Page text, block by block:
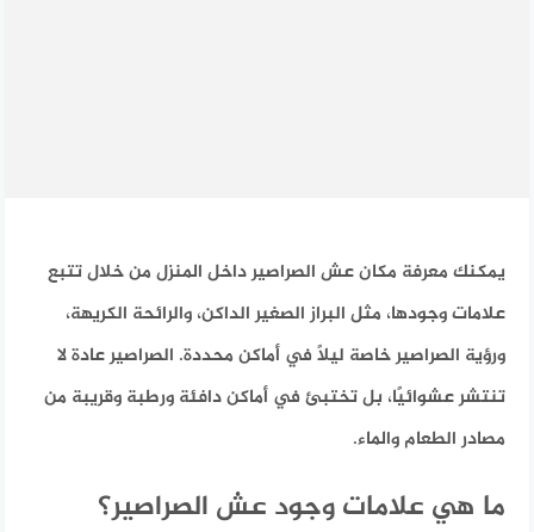
يمكنك معرفة مكان عش الصراصير داخل المنزل من خلال تتبع
علامات وجودها، مثل البراز الصغير الداكن، والرائحة الكريهة،
ورؤية الصراصير خاصة ليلًا في أماكن محددة. الصراصير عادة لا
تنتشر عشوائيًا، بل تختبئ في أماكن دافئة ورطبة وقريبة من
مصادر الطعام والماء.
ما هي علامات وجود عش الصراصير؟